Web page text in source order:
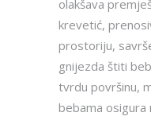
olakšava
krevetić,
prostoriju,
gnijezda štiti
tvrdu površinu,
bebama osigura